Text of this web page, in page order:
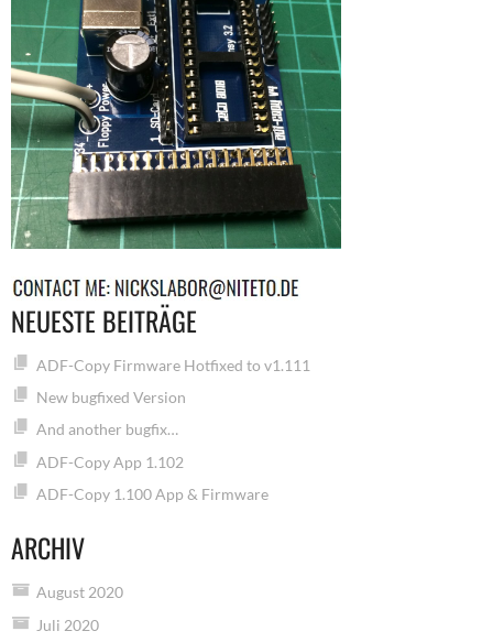
NEUESTE BEITRÄGE
ADF-Copy Firmware Hotfixed to v1.111
New bugfixed Version
And another bugfix…
ADF-Copy App 1.102
ADF-Copy 1.100 App & Firmware
ARCHIV
August 2020
Juli 2020